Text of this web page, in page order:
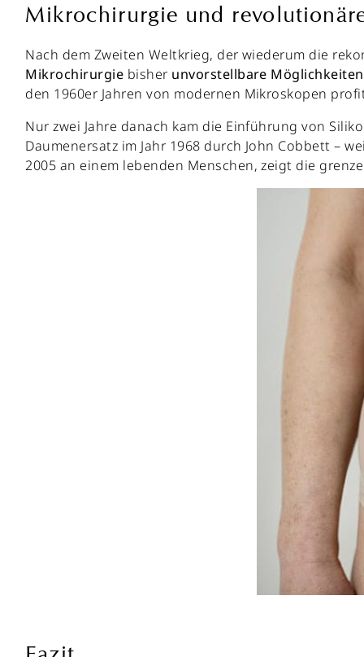
Mikrochirurgie und
Nach dem Zweiten Weltkrieg, der wiederum die
Mikrochirurgie bisher unvorstellbare Möglichkeiten
den 1960er Jahren von modernen Mikroskopen
Nur zwei Jahre danach kam die Einführung von
Daumenersatz im Jahr 1968 durch John Cobbett –
2005 an einem lebenden Menschen, zeigt die